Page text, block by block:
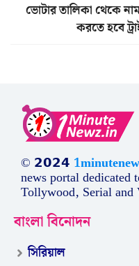
ভোটার তালিকা থেকে
করতে হবে
© 𝟮𝟬𝟮𝟰
news portal dedicated
Tollywood, Serial
বাংলা বিনোদন
সিরিয়াল